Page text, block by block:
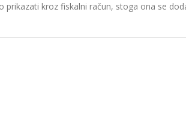
kroz fiskalni račun, stoga ona se